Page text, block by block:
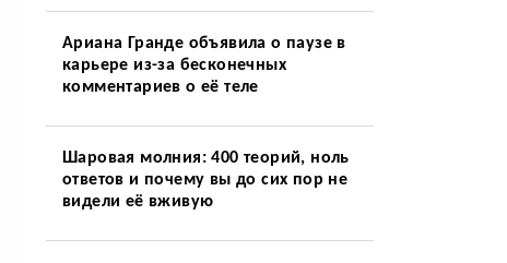
Ариана Гранде объявила о паузе в
карьере из-за бесконечных
комментариев о её теле
Шаровая молния: 400 теорий, ноль
ответов и почему вы до сих пор не
видели её вживую